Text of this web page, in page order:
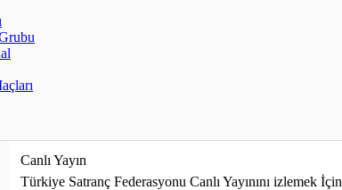
Canlı Yayın
Türkiye Satranç Federasyonu Canlı Yayınını izlemek İçin